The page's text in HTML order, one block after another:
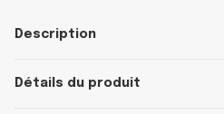
Description
Détails du produit